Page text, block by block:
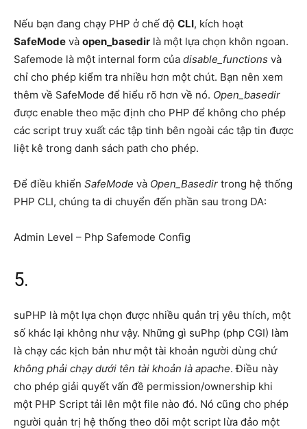
Nếu bạn đang chạy PHP ở chế độ CLI, kích hoạt
SafeMode và open_basedir là một lựa chọn khôn ngoan.
Safemode là một internal form của disable_functions và
chỉ cho phép kiểm tra nhiều hơn một chút. Bạn nên xem
thêm về SafeMode để hiểu rõ hơn về nó. Open_basedir
được enable theo mặc định cho PHP để không cho phép
các script truy xuất các tập tinh bên ngoài các tập tin được
liệt kê trong danh sách path cho phép.
Để điều khiển SafeMode và Open_Basedir trong hệ thống
PHP CLI, chúng ta di chuyển đến phần sau trong DA:
Admin Level – Php Safemode Config
5.
suPHP là một lựa chọn được nhiều quản trị yêu thích, một
số khác lại không như vậy. Những gì suPhp (php CGI) làm
là chạy các kịch bản như một tài khoản người dùng chứ
không phải chạy dưới tên tài khoản là apache. Điều này
cho phép giải quyết vấn đề permission/ownership khi
một PHP Script tải lên một file nào đó. Nó cũng cho phép
người quản trị hệ thống theo dõi một script lừa đảo một